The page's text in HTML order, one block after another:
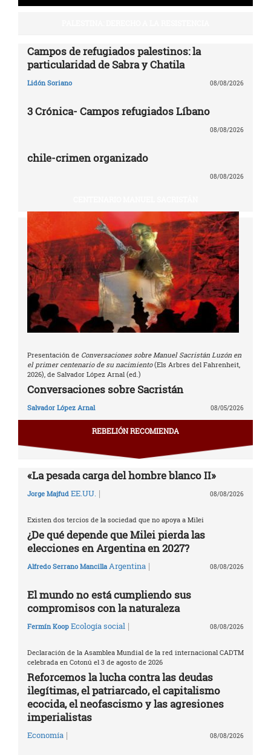
Campos de refugiados palestinos: la
particularidad de Sabra y Chatila
Lidón Soriano 08/08/2026
3 Crónica- Campos refugiados Líbano
08/08/2026
chile-crimen organizado
08/08/2026
Presentación de Conversaciones sobre Manuel Sacristán Luzón en
el primer centenario de su nacimiento(Els Arbres del Fahrenheit,
2026), de Salvador López Arnal (ed.)
Conversaciones sobre Sacristán
Salvador López Arnal 08/05/2026
REBELIÓN RECOMIENDA
«La pesada carga del hombre blanco II»
Jorge Majfud EE.UU. | 08/08/2026
Existen dos tercios de la sociedad que no apoya a Milei
¿De qué depende que Milei pierda las
elecciones en Argentina en 2027?
Alfredo Serrano Mancilla Argentina | 08/08/2026
El mundo no está cumpliendo sus
compromisos con la naturaleza
Fermín Koop Ecología social | 08/08/2026
Declaración de la Asamblea Mundial de la red internacional CADTM
celebrada en Cotonú el 3 de agosto de 2026
Reforcemos la lucha contra las deudas
ilegítimas, el patriarcado, el capitalismo
ecocida, el neofascismo y las agresiones
imperialistas
Economía | 08/08/2026